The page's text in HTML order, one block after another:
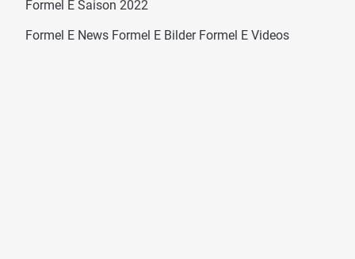
Formel E Saison 2022
Formel E News Formel E Bilder Formel E Videos